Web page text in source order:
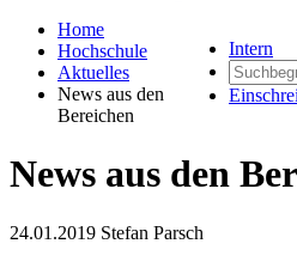
Intern
Home
Hochschule
Aktuelles
News aus den
Bereichen
News aus den
24.01.2019 Stefan Parsch